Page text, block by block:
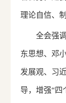
理论自信、
全会强调
东思想、邓
发展观、习
导，增强“四